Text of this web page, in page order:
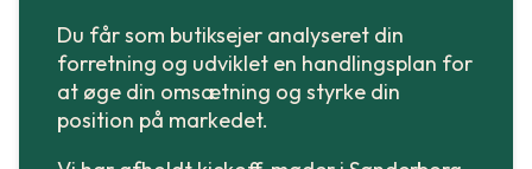
Du får som butiksejer analyseret din
forretning og udviklet en handlingsplan for
at øge din omsætning og styrke din
position på markedet.